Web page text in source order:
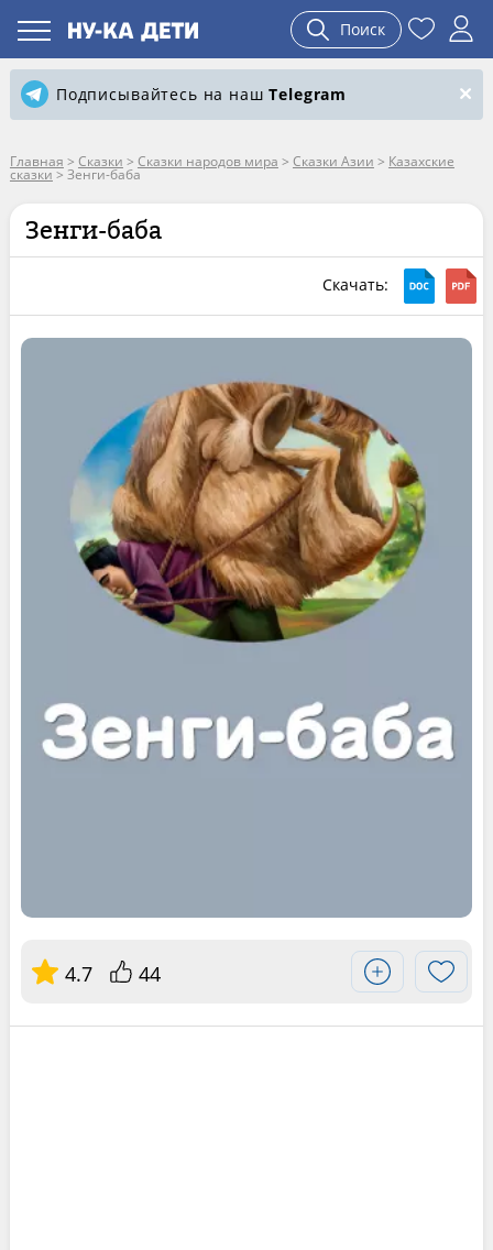
Поиск
Подписывайтесь на нашTelegram
Главная > Сказки > Сказки народов мира > Сказки Азии > Казахские
сказки>Зенги-баба
Зенги-баба
Скачать:
4.7 44